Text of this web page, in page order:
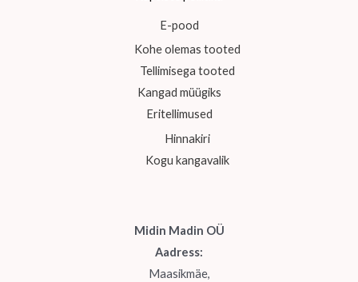
E-pood
Kohe olemas tooted
Tellimisega tooted
Kangad müügiks
Eritellimused
Hinnakiri
Kogu kangavalik
Midin Madin OÜ
Aadress:
Maasikmäe,